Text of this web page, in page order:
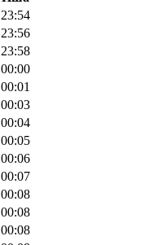
23:54
23:56
23:58
00:00
00:01
00:03
00:04
00:05
00:06
00:07
00:08
00:08
00:08